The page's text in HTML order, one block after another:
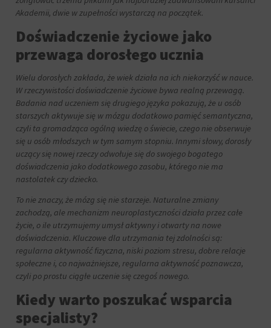
Akademii, dwie w zupełności wystarczą na początek.
Doświadczenie życiowe jako
przewaga dorosłego ucznia
Wielu dorosłych zakłada, że wiek działa na ich niekorzyść w nauce.
W rzeczywistości doświadczenie życiowe bywa realną przewagą.
Badania nad uczeniem się drugiego języka pokazują, że u osób
starszych aktywuje się w mózgu dodatkowo pamięć semantyczna,
czyli ta gromadząca ogólną wiedzę o świecie, czego nie obserwuje
się u osób młodszych w tym samym stopniu. Innymi słowy, dorosły
uczący się nowej rzeczy odwołuje się do swojego bogatego
doświadczenia jako dodatkowego zasobu, którego nie ma
nastolatek czy dziecko.
To nie znaczy, że mózg się nie starzeje. Naturalne zmiany
zachodzą, ale mechanizm neuroplastyczności działa przez całe
życie, o ile utrzymujemy umysł aktywny i otwarty na nowe
doświadczenia. Kluczowe dla utrzymania tej zdolności są:
regularna aktywność fizyczna, niski poziom stresu, dobre relacje
społeczne i, co najważniejsze, regularna aktywność poznawcza,
czyli po prostu ciągłe uczenie się czegoś nowego.
Kiedy warto poszukać wsparcia
specjalisty?